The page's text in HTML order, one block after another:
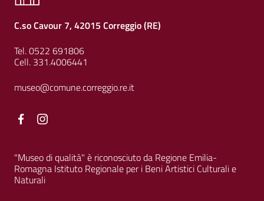
C.so Cavour 7, 42015 Correggio (RE)
Tel. 0522 691806
Cell. 331.4006441
museo@comune.correggio.re.it
Facebook
"Museo di qualità" è riconosciuto da Regione Emilia-
Romagna Istituto Regionale per i Beni Artistici Culturali e
Naturali